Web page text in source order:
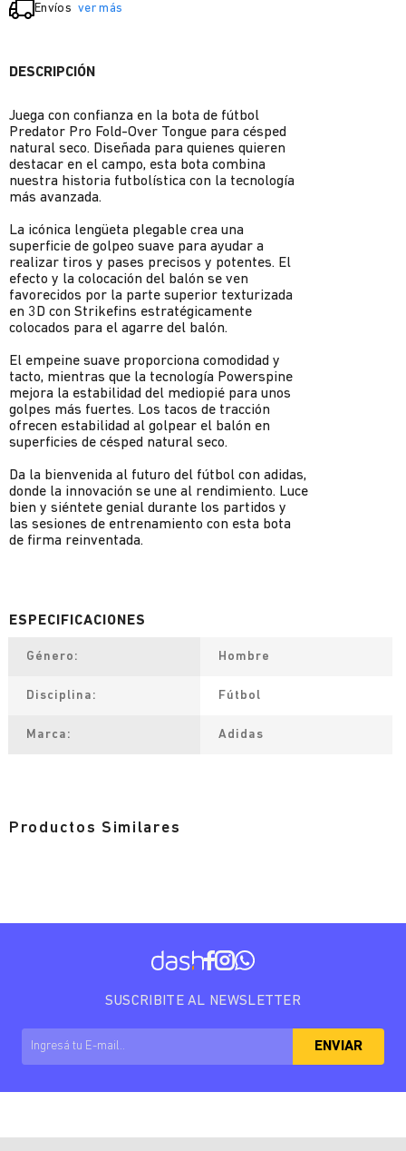
Envíos ver más
DESCRIPCIÓN
Juega con confianza en la bota de fútbol
Predator Pro Fold-Over Tongue para césped
natural seco. Diseñada para quienes quieren
destacar en el campo, esta bota combina
nuestra historia futbolística con la tecnología
más avanzada.
La icónica lengüeta plegable crea una
superficie de golpeo suave para ayudar a
realizar tiros y pases precisos y potentes. El
efecto y la colocación del balón se ven
favorecidos por la parte superior texturizada
en 3D con Strikefins estratégicamente
colocados para el agarre del balón.
El empeine suave proporciona comodidad y
tacto, mientras que la tecnología Powerspine
mejora la estabilidad del mediopié para unos
golpes más fuertes. Los tacos de tracción
ofrecen estabilidad al golpear el balón en
superficies de césped natural seco.
Da la bienvenida al futuro del fútbol con adidas,
donde la innovación se une al rendimiento. Luce
bien y siéntete genial durante los partidos y
las sesiones de entrenamiento con esta bota
de firma reinventada.
Género Hombre
Disciplina Fútbol
Marca Adidas
Productos Similares
SUSCRIBITE AL NEWSLETTER
ENVIAR